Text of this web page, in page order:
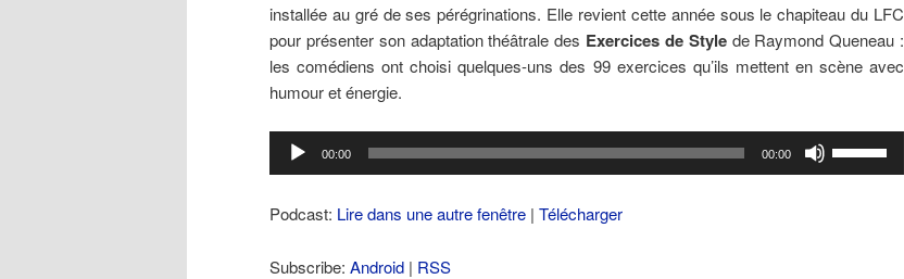
installée au gré de ses pérégrinations. Elle revient cette année sous le chapiteau du LFC
pour présenter son adaptation théâtrale des Exercices de Stylede Raymond Queneau :
les comédiens ont choisi quelques-uns des 99 exercices qu’ils mettent en scène avec
humour et énergie.
Lecteur
audio
00:00 00:00
Podcast: Lire dans une autre fenêtre | Télécharger
Subscribe: Android | RSS